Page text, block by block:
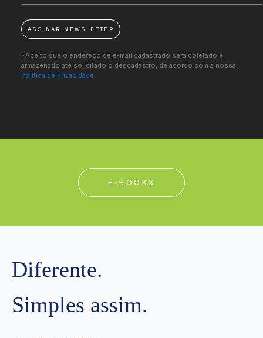
ASSINAR NEWSLETTER
*Aceito que o endereço de e-mail cadastrado será coletado e
armazenado até solicitado o descadastro, de acordo com a nossa
Política de Privacidade.
E-BOOKS
Diferente.
Simples assim.